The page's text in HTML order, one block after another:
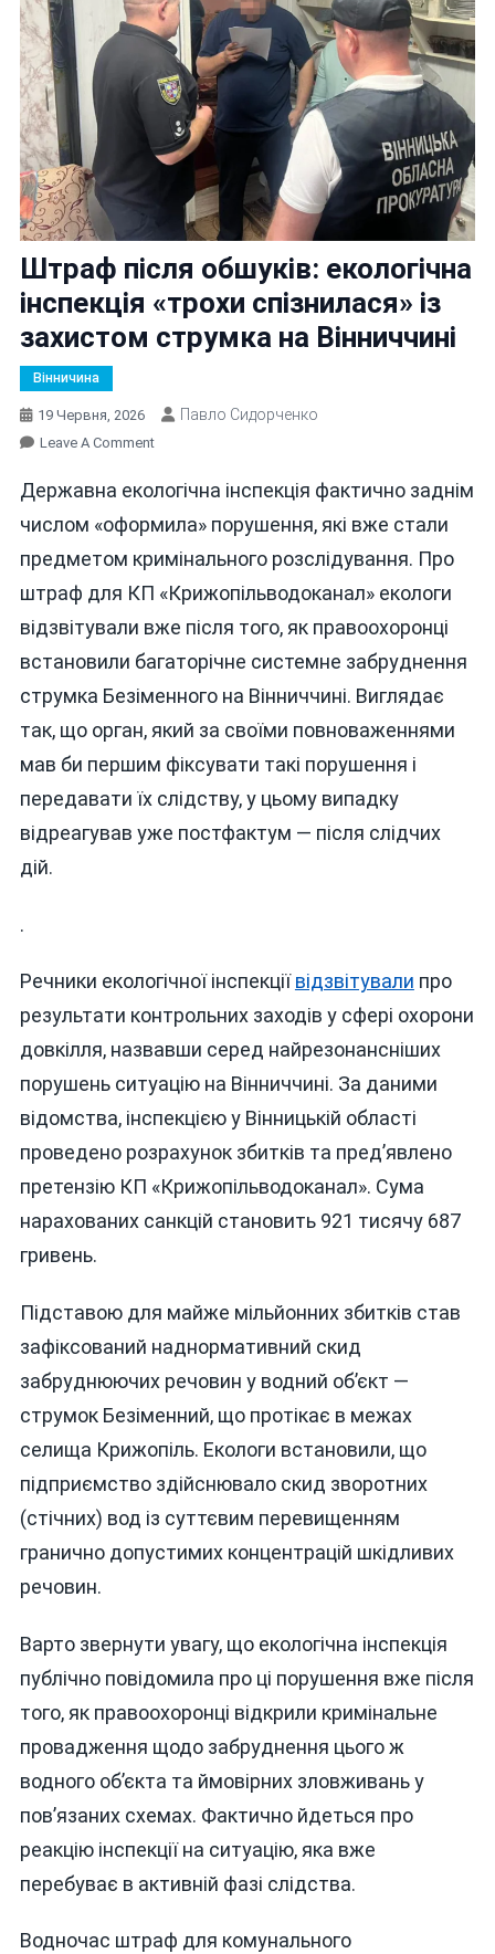
Штраф після обшуків: екологічна
інспекція «трохи спізнилася» із
захистом струмка на Вінниччині
Вінничина
19 Червня, 2026 Павло Сидорченко
Leave A CommentOn
Після
Обшуків:
Інспекція
«трохи
Спізнилася»
Захистом
Струмка
Державна екологічна інспекція фактично заднім
числом «оформила» порушення, які вже стали
предметом кримінального розслідування. Про
штраф для КП «Крижопільводоканал» екологи
відзвітували вже після того, як правоохоронці
встановили багаторічне системне забруднення
струмка Безіменного на Вінниччині. Виглядає
так, що орган, який за своїми повноваженнями
мав би першим фіксувати такі порушення і
передавати їх слідству, у цьому випадку
відреагував уже постфактум — після слідчих
дій.
.
Речники екологічної інспекціївідзвітували про
результати контрольних заходів у сфері охорони
довкілля, назвавши серед найрезонансніших
порушень ситуацію на Вінниччині. За даними
відомства, інспекцією у Вінницькій області
проведено розрахунок збитків та пред’явлено
претензію КП «Крижопільводоканал». Сума
нарахованих санкцій становить 921 тисячу 687
гривень.
Підставою для майже мільйонних збитків став
зафіксований наднормативний скид
забруднюючих речовин у водний об’єкт —
струмок Безіменний, що протікає в межах
селища Крижопіль. Екологи встановили, що
підприємство здійснювало скид зворотних
(стічних) вод із суттєвим перевищенням
гранично допустимих концентрацій шкідливих
речовин.
Варто звернути увагу, що екологічна інспекція
публічно повідомила про ці порушення вже після
того, як правоохоронці відкрили кримінальне
провадження щодо забруднення цього ж
водного об’єкта та ймовірних зловживань у
пов’язаних схемах. Фактично йдеться про
реакцію інспекції на ситуацію, яка вже
перебуває в активній фазі слідства.
Водночас штраф для комунального